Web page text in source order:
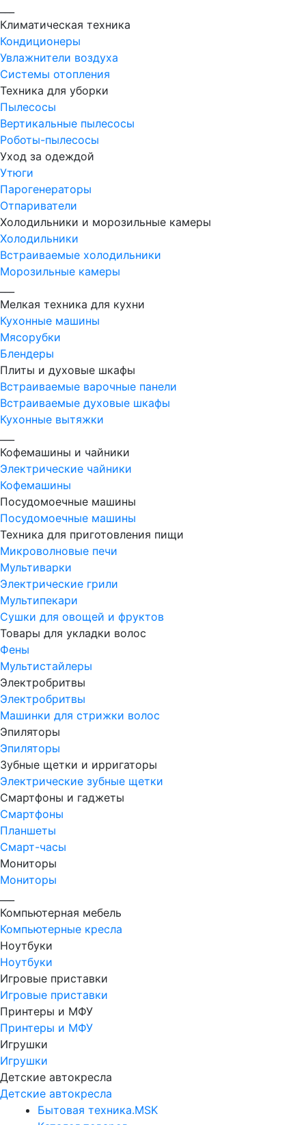
Климатическая техника
Кондиционеры
Увлажнители воздуха
Системы отопления
Техника для уборки
Пылесосы
Вертикальные пылесосы
Роботы-пылесосы
Уход за одеждой
Утюги
Парогенераторы
Отпариватели
Холодильники и морозильные камеры
Холодильники
Встраиваемые холодильники
Морозильные камеры
Мелкая техника для кухни
Кухонные машины
Мясорубки
Блендеры
Плиты и духовые шкафы
Встраиваемые варочные панели
Встраиваемые духовые шкафы
Кухонные вытяжки
Кофемашины и чайники
Электрические чайники
Кофемашины
Посудомоечные машины
Посудомоечные машины
Техника для приготовления пищи
Микроволновые печи
Мультиварки
Электрические грили
Мультипекари
Сушки для овощей и фруктов
Товары для укладки волос
Фены
Мультистайлеры
Электробритвы
Электробритвы
Машинки для стрижки волос
Эпиляторы
Эпиляторы
Зубные щетки и ирригаторы
Электрические зубные щетки
Смартфоны и гаджеты
Смартфоны
Планшеты
Смарт-часы
Мониторы
Мониторы
Компьютерная мебель
Компьютерные кресла
Ноутбуки
Ноутбуки
Игровые приставки
Игровые приставки
Принтеры и МФУ
Принтеры и МФУ
Игрушки
Игрушки
Детские автокресла
Детские автокресла
Бытовая техника.MSK